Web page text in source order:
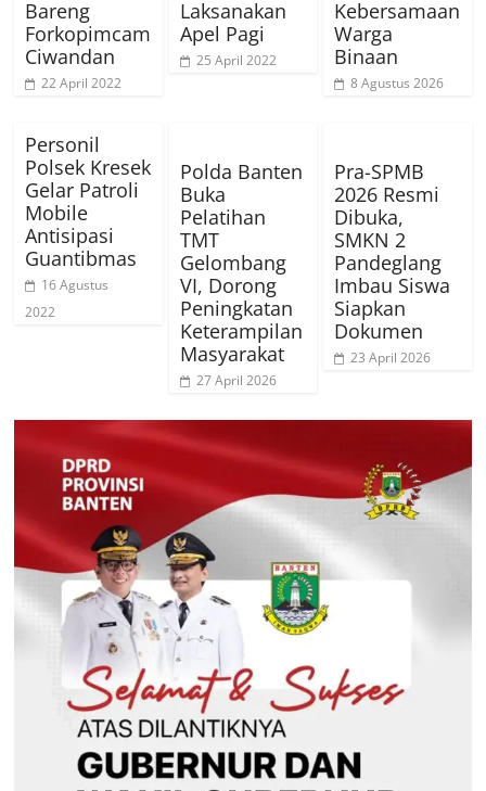
Bareng
Forkopimcam
Ciwandan
22 April 2022
Laksanakan
Apel Pagi
25 April 2022
Kebersamaan
Warga
Binaan
8 Agustus 2026
Personil
Polsek Kresek
Gelar Patroli
Mobile
Antisipasi
Guantibmas
16 Agustus
2022
Polda Banten
Buka
Pelatihan
TMT
Gelombang
VI, Dorong
Peningkatan
Keterampilan
Masyarakat
27 April 2026
Pra-SPMB
2026 Resmi
Dibuka,
SMKN 2
Pandeglang
Imbau Siswa
Siapkan
Dokumen
23 April 2026